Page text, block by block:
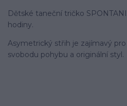
Dětské taneční tričko
hodiny.
Asymetrický střih je zajímavý
svobodu pohybu a originální styl.